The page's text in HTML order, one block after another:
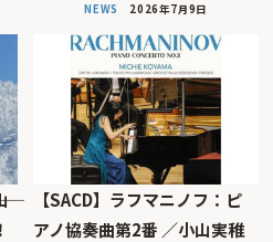
NEWS 2026年7月9日
【SACD】ラフマニノフ：ピ
アノ協奏曲第2番 ／小山実稚